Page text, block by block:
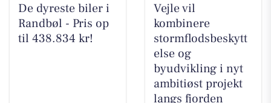
De dyreste biler i
Randbøl - Pris op
til 438.834 kr!
Vejle vil
kombinere
stormflodsbeskytt
else og
byudvikling i nyt
ambitiøst projekt
langs fjorden